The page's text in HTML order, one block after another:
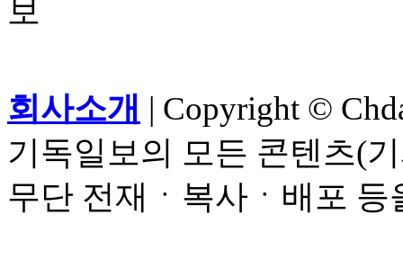
회사소개 | Copyright ©
기독일보의 모든 콘텐츠(
무단 전재ㆍ복사ㆍ배포 등